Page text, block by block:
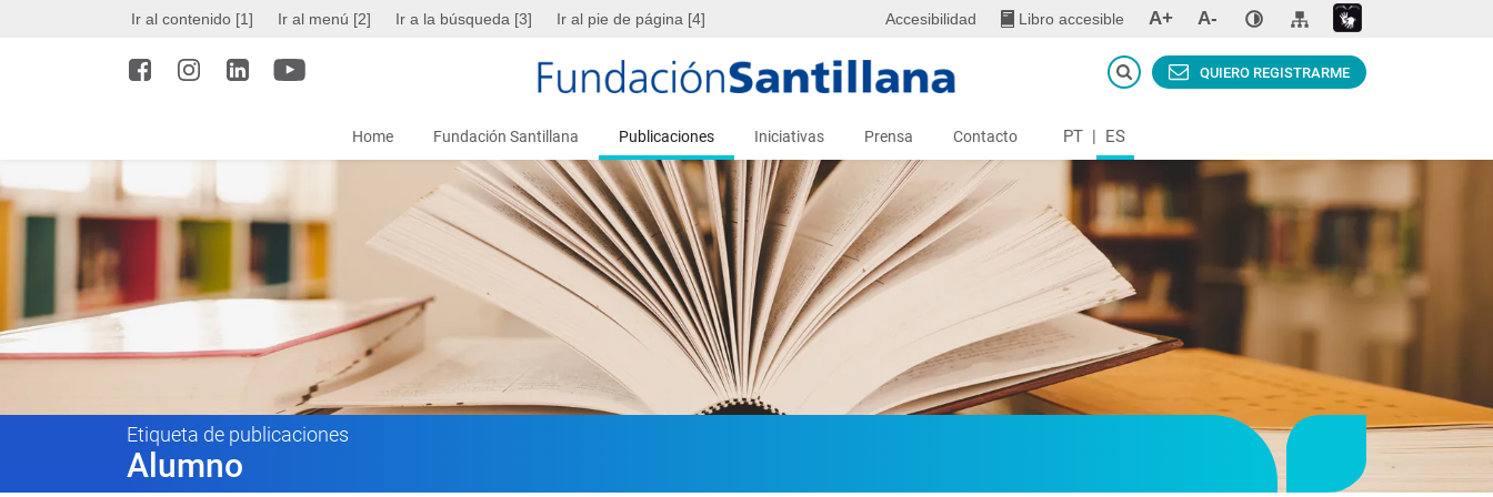
Ir al contenido [1] Ir al menú [2] Ir a la búsqueda [3] Ir al pie de página [4] Accesibilidad Libro accesible A+ A-
Home Fundación Santillana Publicaciones Iniciativas Prensa Contacto PT | ES
QUIERO REGISTRARME
Etiqueta de publicaciones
Alumno